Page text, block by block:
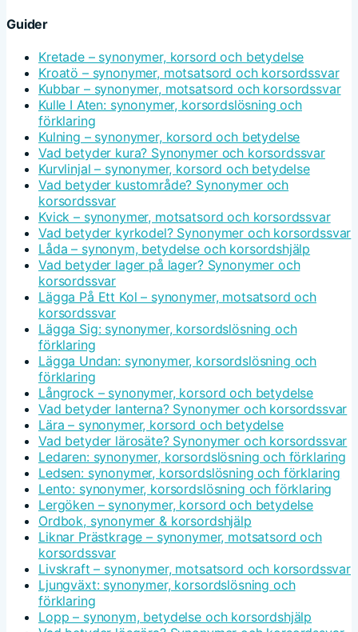
Guider
Kretade – synonymer, korsord och betydelse
Kroatö – synonymer, motsatsord och korsordssvar
Kubbar – synonymer, motsatsord och korsordssvar
Kulle I Aten: synonymer, korsordslösning och
förklaring
Kulning – synonymer, korsord och betydelse
Vad betyder kura? Synonymer och korsordssvar
Kurvlinjal – synonymer, korsord och betydelse
Vad betyder kustområde? Synonymer och
korsordssvar
Kvick – synonymer, motsatsord och korsordssvar
Vad betyder kyrkodel? Synonymer och korsordssvar
Låda – synonym, betydelse och korsordshjälp
Vad betyder lager på lager? Synonymer och
korsordssvar
Lägga På Ett Kol – synonymer, motsatsord och
korsordssvar
Lägga Sig: synonymer, korsordslösning och
förklaring
Lägga Undan: synonymer, korsordslösning och
förklaring
Långrock – synonymer, korsord och betydelse
Vad betyder lanterna? Synonymer och korsordssvar
Lära – synonymer, korsord och betydelse
Vad betyder lärosäte? Synonymer och korsordssvar
Ledaren: synonymer, korsordslösning och förklaring
Ledsen: synonymer, korsordslösning och förklaring
Lento: synonymer, korsordslösning och förklaring
Lergöken – synonymer, korsord och betydelse
Ordbok, synonymer & korsordshjälp
Liknar Prästkrage – synonymer, motsatsord och
korsordssvar
Livskraft – synonymer, motsatsord och korsordssvar
Ljungväxt: synonymer, korsordslösning och
förklaring
Lopp – synonym, betydelse och korsordshjälp